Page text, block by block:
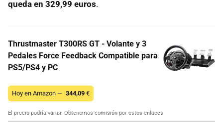
queda en 329,99 euros.
Thrustmaster T300RS GT - Volante y 3
Pedales Force Feedback Compatible para
PS5/PS4 y PC
Hoy en Amazon — 344,09 €
El precio podría variar. Obtenemos comisión por estos enlaces